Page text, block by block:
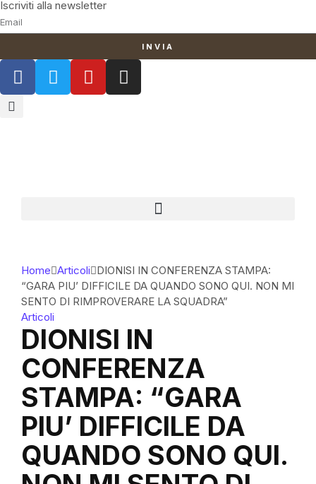
Iscriviti alla newsletter
INVIA
Home Articoli DIONISI IN CONFERENZA STAMPA:
“GARA PIU’ DIFFICILE DA QUANDO SONO QUI. NON MI
SENTO DI RIMPROVERARE LA SQUADRA”
Articoli
DIONISI IN
CONFERENZA
STAMPA: “GARA
PIU’ DIFFICILE DA
QUANDO SONO QUI.